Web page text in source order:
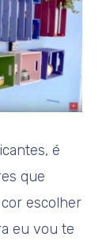
é
que
escolher
eu vou te